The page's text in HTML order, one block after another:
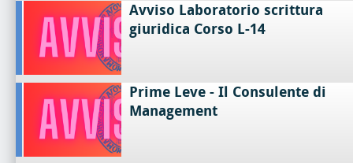
Avviso Laboratorio scrittura
giuridica Corso L-14
Prime Leve - Il Consulente di
Management